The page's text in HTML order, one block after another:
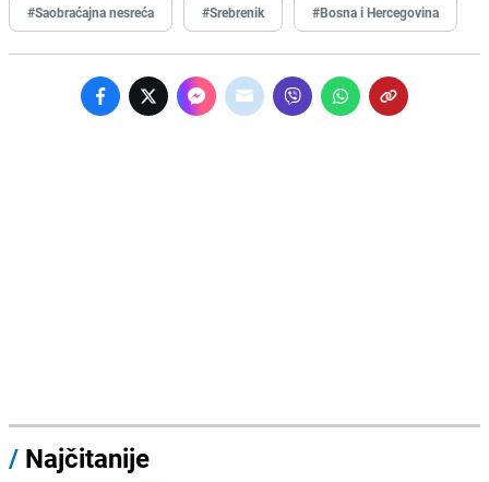
#Saobraćajna nesreća #Srebrenik #Bosna i Hercegovina
/ Najčitanije